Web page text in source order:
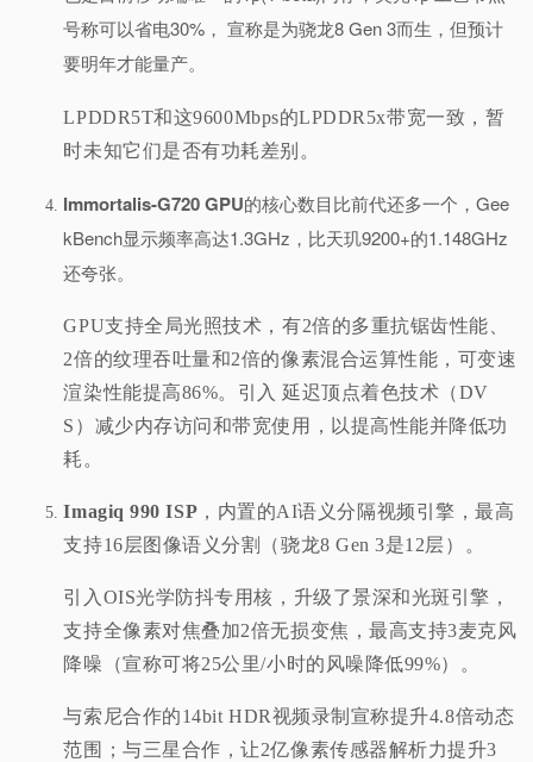
号称可以省电30%， 宣称是为骁龙8 Gen 3而生，但预计
要明年才能量产。
LPDDR5T和这9600Mbps的LPDDR5x带宽一致，暂
时未知它们是否有功耗差别。
Immortalis-G720 GPU的核心数目比前代还多一个，Gee
kBench显示频率高达1.3GHz，比天玑9200+的1.148GHz
还夸张。
GPU支持全局光照技术，有2倍的多重抗锯齿性能、
2倍的纹理吞吐量和2倍的像素混合运算性能，可变速
渲染性能提高86%。 引入 延迟顶点着色技术（DV
S）减少内存访问和带宽使用，以提高性能并降低功
耗。
Imagiq 990 ISP ，内置的AI语义分隔视频引擎，最高
支持16层图像语义分割（骁龙8 Gen 3是12层）。
引入OIS光学防抖专用核，升级了景深和光斑引擎，
支持全像素对焦叠加2倍无损变焦，最高支持3麦克风
降噪（宣称可将25公里/小时的风噪降低99%）。
与索尼合作的14bit HDR视频录制宣称提升4.8倍动态
范围；与三星合作，让2亿像素传感器解析力提升3